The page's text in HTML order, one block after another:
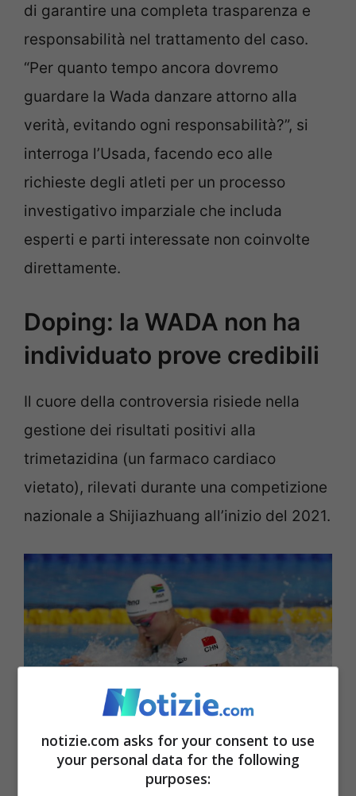
di garantire una completa trasparenza e
responsabilità nel trattamento del caso.
“Per quanto tempo ancora dovremo
guardare la Wada danzare attorno alla
verità, evitando ogni responsabilità?”, si
interroga l’Usada, facendo eco alle
richieste degli atleti per un processo
investigativo imparziale che includa
esperti e parti interessate non coinvolte
direttamente.
Doping: la WADA non ha
individuato prove credibili
Il cuore della controversia risiede nella
gestione dei risultati positivi alla
trimetazidina (un farmaco cardiaco
vietato), rilevati durante una competizione
nazionale a Shijiazhuang all’inizio del 2021.
Nuotatori cinesi sotto indagine – Ansa – Notizie.com
notizie.com asks for your consent to use
your personal data for the following
purposes: